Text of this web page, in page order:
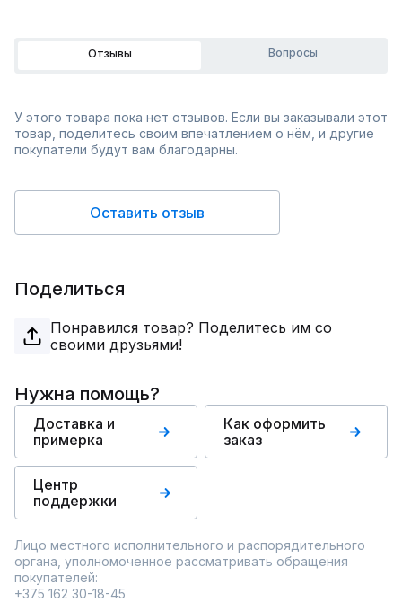
Отзывы Вопросы
У этого товара пока нет отзывов. Если вы заказывали этот
товар, поделитесь своим впечатлением о нём, и другие
покупатели будут вам благодарны.
Оставить отзыв
Поделиться
Понравился товар? Поделитесь им со
своими друзьями!
Нужна помощь?
Доставка и
примерка
Как оформить
заказ
Центр
поддержки
Лицо местного исполнительного и распорядительного
органа, уполномоченное рассматривать обращения
покупателей:
+375 162 30-18-45